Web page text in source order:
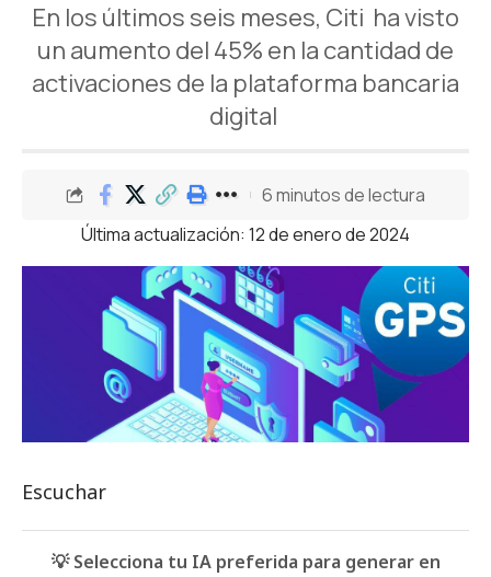
En los últimos seis meses, Citi ha visto
un aumento del 45% en la cantidad de
activaciones de la plataforma bancaria
digital
Última actualización: 12 de enero de 2024
6 minutos de lectura
Escuchar
💡 Selecciona tu IA preferida para generar en